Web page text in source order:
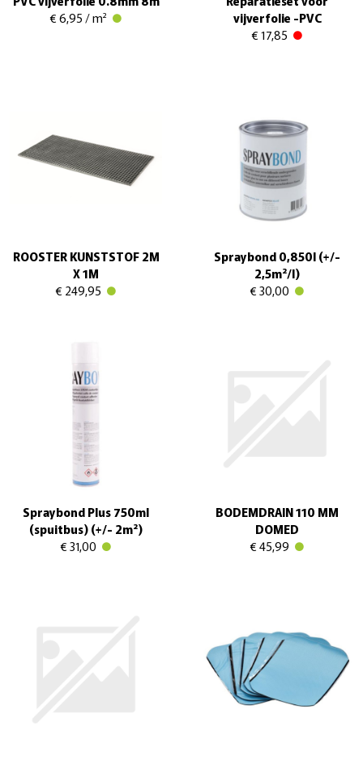
€ 6,95 / m²
vijverfolie -PVC
€ 17,85
ROOSTER KUNSTSTOF 2M
X 1M
€ 249,95
Spraybond 0,850l (+/-
2,5m²/l)
€ 30,00
Spraybond Plus 750ml
(spuitbus) (+/- 2m²)
€ 31,00
BODEMDRAIN 110 MM
DOMED
€ 45,99